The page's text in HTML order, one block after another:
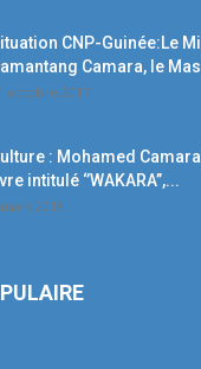
CNP-Guinée:Le
Camara, le
octobre 2017
: Mohamed
intitulé ‘’WAKARA’’,...
2018